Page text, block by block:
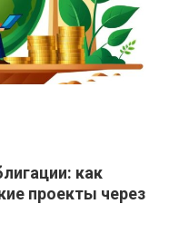
как
проекты через